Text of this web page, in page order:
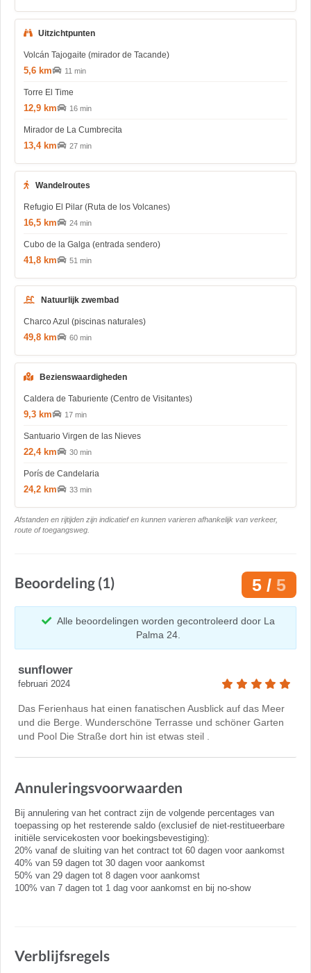
Uitzichtpunten
Volcán Tajogaite (mirador de Tacande)
5,6 km 11 min
Torre El Time
12,9 km 16 min
Mirador de La Cumbrecita
13,4 km 27 min
Wandelroutes
Refugio El Pilar (Ruta de los Volcanes)
16,5 km 24 min
Cubo de la Galga (entrada sendero)
41,8 km 51 min
Natuurlijk zwembad
Charco Azul (piscinas naturales)
49,8 km 60 min
Bezienswaardigheden
Caldera de Taburiente (Centro de Visitantes)
9,3 km 17 min
Santuario Virgen de las Nieves
22,4 km 30 min
Porís de Candelaria
24,2 km 33 min
Afstanden en rijtijden zijn indicatief en kunnen varieren afhankelijk van verkeer,
route of toegangsweg.
Beoordeling (1) 5 / 5
Alle beoordelingen worden gecontroleerd door La
Palma 24.
sunflower
februari 2024
Das Ferienhaus hat einen fanatischen Ausblick auf das Meer
und die Berge. Wunderschöne Terrasse und schöner Garten
und Pool Die Straße dort hin ist etwas steil .
Annuleringsvoorwaarden
Bij annulering van het contract zijn de volgende percentages van
toepassing op het resterende saldo (exclusief de niet-restitueerbare
initiële servicekosten voor boekingsbevestiging):
20% vanaf de sluiting van het contract tot 60 dagen voor aankomst
40% van 59 dagen tot 30 dagen voor aankomst
50% van 29 dagen tot 8 dagen voor aankomst
100% van 7 dagen tot 1 dag voor aankomst en bij no-show
Verblijfsregels